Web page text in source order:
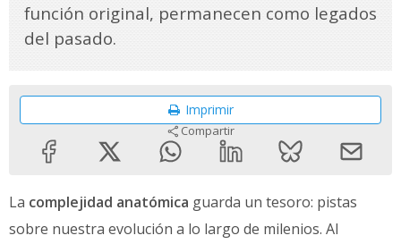
función original, permanecen como legados
del pasado.
Imprimir
Compartir
La complejidad anatómica guarda un tesoro: pistas
sobre nuestra evolución a lo largo de milenios. Al